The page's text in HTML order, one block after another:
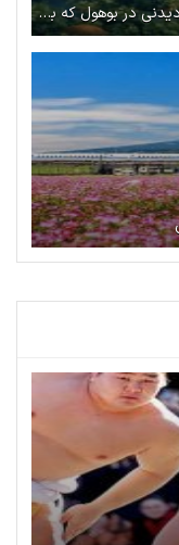
آشنایی با تپه ‌های شکلاتی فیلیپین جاذبه‌ای دیدنی در بوهول که باید بشناسید